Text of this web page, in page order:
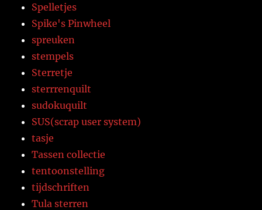
Spelletjes
Spike's Pinwheel
spreuken
stempels
Sterretje
sterrrenquilt
sudokuquilt
SUS(scrap user system)
tasje
Tassen collectie
tentoonstelling
tijdschriften
Tula sterren